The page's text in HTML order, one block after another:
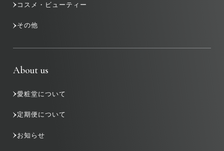
コスメ・ビューティー
その他
About us
愛粧堂について
定期便について
お知らせ